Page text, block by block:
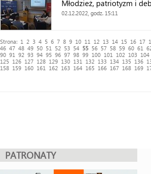
Młodzież, patriotyzm i
02.12.2022, godz. 15:11
Strona: 1 2 3 4 5 6 7 8 9 10 11 12 13 14 15 16 17
46 47 48 49 50 51 52 53 54 55 56 57 58 59 60 61
90 91 92 93 94 95 96 97 98 99 100 101 102 103 104
125
126 127 128 129 130 131 132 133 134 135 136
158 159 160 161 162 163 164 165 166 167 168 169
PATRONATY